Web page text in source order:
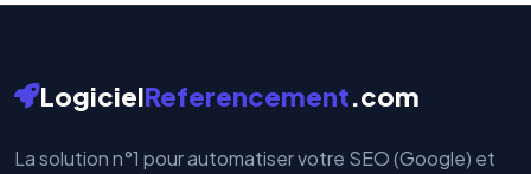
LogicielReferencement.com
La solution n°1 pour automatiser votre SEO (Google) et